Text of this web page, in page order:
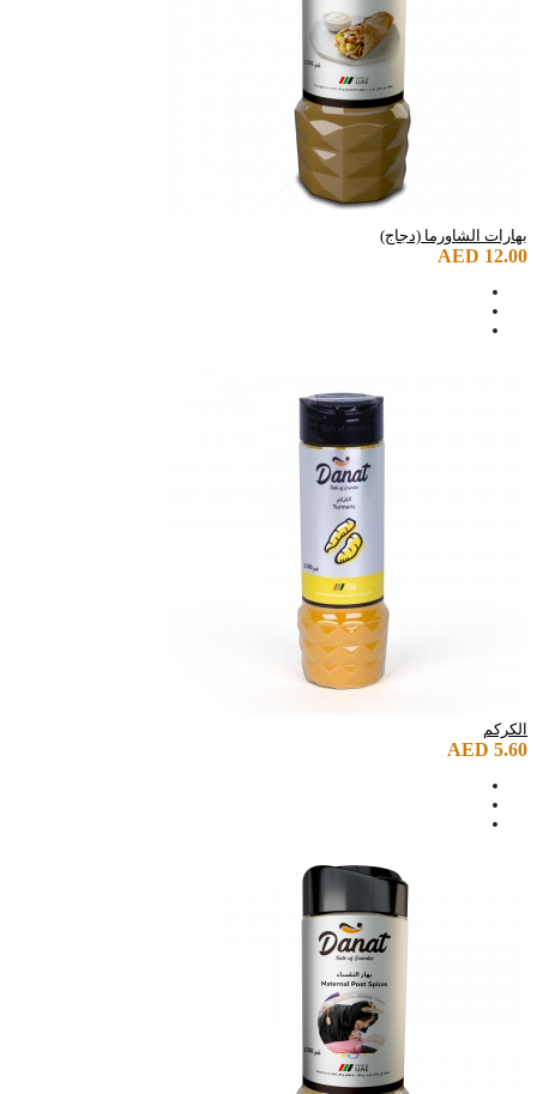
بهارات الشاورما (دجاج)
AED 12.00
الكركم
AED 5.60